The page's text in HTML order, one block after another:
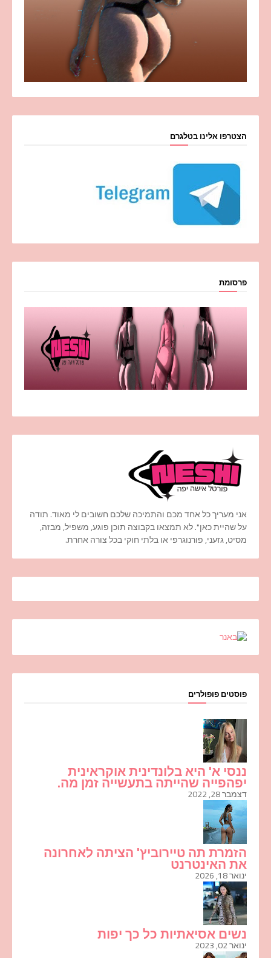
הצטרפו אלינו בטלגרם
פרסומת
אני מעריך כל אחד מכם והתמיכה שלכם חשובים לי מאוד. תודה
על שהיית כאן". לא תמצאו בקבוצה תוכן פוגע, משפיל, מבזה,
מסיט, גזעני, פורנוגרפי או בלתי חוקי בכל צורה אחרת.
פוסטים פופולרים
ננסי א' היא בלונדינית אוקראינית
יפהפייה שהייתה בתעשייה זמן מה.
דצמבר 28, 2022
הזמרת תה טיירוביץ' הציתה לאחרונה
את האינטרנט
ינואר 18, 2026
נשים אסיאתיות כל כך יפות
ינואר 02, 2023